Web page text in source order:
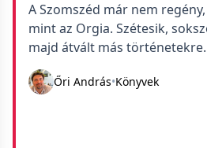
A Szomszéd már nem
mint az Orgia. Szétesik,
majd átvált más
szálakat, szereplőket, de a
Benyomást ad, hiányérzetet.
is, rádöbbentett, hogy
megengedő vagyok olyan
Őri András•Könyvek